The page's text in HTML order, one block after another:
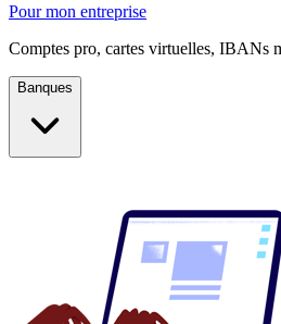
Pour mon entreprise
Comptes pro, cartes virtuelles, IBANs
Banques